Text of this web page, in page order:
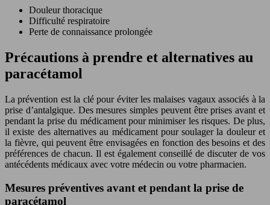
Douleur thoracique
Difficulté respiratoire
Perte de connaissance prolongée
Précautions à prendre et alternatives au
paracétamol
La prévention est la clé pour éviter les malaises vagaux associés à la
prise d’antalgique. Des mesures simples peuvent être prises avant et
pendant la prise du médicament pour minimiser les risques. De plus,
il existe des alternatives au médicament pour soulager la douleur et
la fièvre, qui peuvent être envisagées en fonction des besoins et des
préférences de chacun. Il est également conseillé de discuter de vos
antécédents médicaux avec votre médecin ou votre pharmacien.
Mesures préventives avant et pendant la prise de
paracétamol